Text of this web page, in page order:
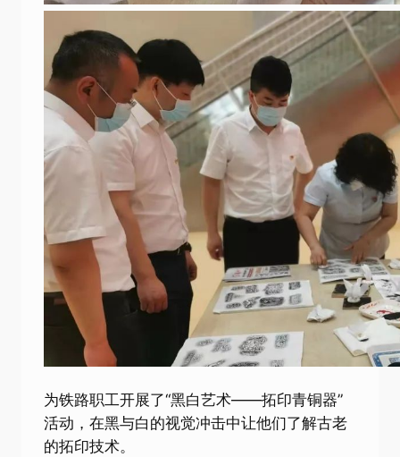
为铁路职工开展了“黑白艺术——拓印青铜器”
活动，在黑与白的视觉冲击中让他们了解古老
的拓印技术。